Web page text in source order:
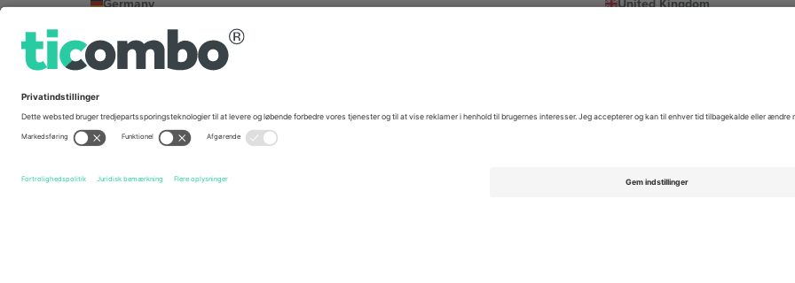
Germany
Unter den Linden 24, 10117 Berlin, Germany
United Kingdom
United States
131 Continental Dr, Suite 305, Newark, Delaware 19713, United States
Bulgaria